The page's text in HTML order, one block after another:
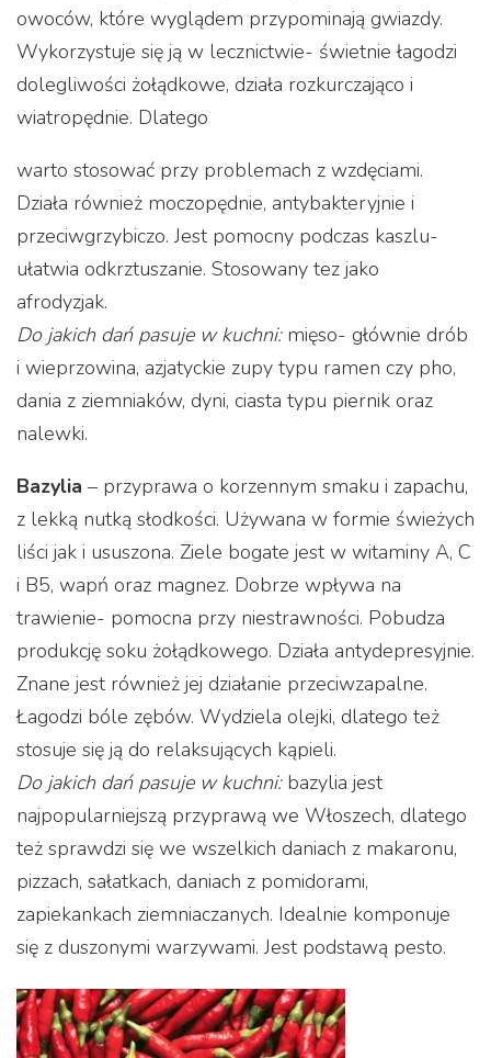
owoców, które wyglądem przypominają gwiazdy.
Wykorzystuje się ją w lecznictwie- świetnie łagodzi
dolegliwości żołądkowe, działa rozkurczająco i
wiatropędnie. Dlatego
warto stosować przy problemach z wzdęciami.
Działa również moczopędnie, antybakteryjnie i
przeciwgrzybiczo. Jest pomocny podczas kaszlu-
ułatwia odkrztuszanie. Stosowany tez jako
afrodyzjak.
Do jakich dań pasuje w kuchni:mięso- głównie drób
i wieprzowina, azjatyckie zupy typu ramen czy pho,
dania z ziemniaków, dyni, ciasta typu piernik oraz
nalewki.
Bazylia – przyprawa o korzennym smaku i zapachu,
z lekką nutką słodkości. Używana w formie świeżych
liści jak i ususzona. Ziele bogate jest w witaminy A, C
i B5, wapń oraz magnez. Dobrze wpływa na
trawienie- pomocna przy niestrawności. Pobudza
produkcję soku żołądkowego. Działa antydepresyjnie.
Znane jest również jej działanie przeciwzapalne.
Łagodzi bóle zębów. Wydziela olejki, dlatego też
stosuje się ją do relaksujących kąpieli.
Do jakich dań pasuje w kuchni:bazylia jest
najpopularniejszą przyprawą we Włoszech, dlatego
też sprawdzi się we wszelkich daniach z makaronu,
pizzach, sałatkach, daniach z pomidorami,
zapiekankach ziemniaczanych. Idealnie komponuje
się z duszonymi warzywami. Jest podstawą pesto.